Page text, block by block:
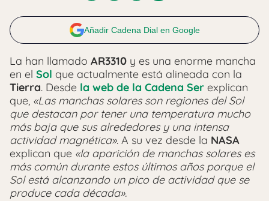
Añadir Cadena Dial en Google
La han llamado AR3310 y es una enorme mancha
en el Sol que actualmente está alineada con la
Tierra. Desde la web de la Cadena Ser explican
que, «Las manchas solares son regiones del Sol
que destacan por tener una temperatura mucho
más baja que sus alrededores y una intensa
actividad magnética». A su vez desde la NASA
explican que «la aparición de manchas solares es
más común durante estos últimos años porque el
Sol está alcanzando un pico de actividad que se
produce cada década».